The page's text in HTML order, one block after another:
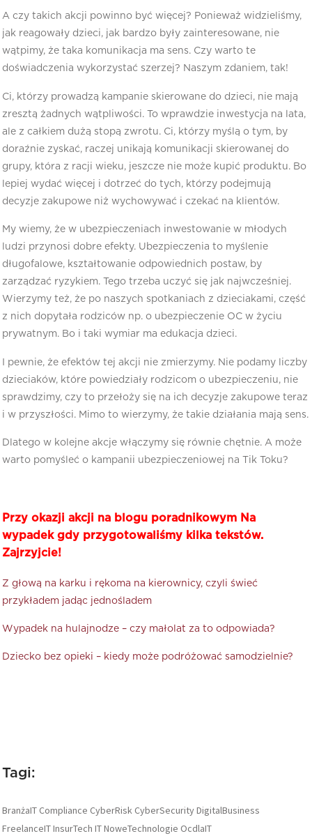
A czy takich akcji powinno być więcej? Ponieważ widzieliśmy,
jak reagowały dzieci, jak bardzo były zainteresowane, nie
wątpimy, że taka komunikacja ma sens. Czy warto te
doświadczenia wykorzystać szerzej? Naszym zdaniem, tak!
Ci, którzy prowadzą kampanie skierowane do dzieci, nie mają
zresztą żadnych wątpliwości. To wprawdzie inwestycja na lata,
ale z całkiem dużą stopą zwrotu. Ci, którzy myślą o tym, by
doraźnie zyskać, raczej unikają komunikacji skierowanej do
grupy, która z racji wieku, jeszcze nie może kupić produktu. Bo
lepiej wydać więcej i dotrzeć do tych, którzy podejmują
decyzje zakupowe niż wychowywać i czekać na klientów.
My wiemy, że w ubezpieczeniach inwestowanie w młodych
ludzi przynosi dobre efekty. Ubezpieczenia to myślenie
długofalowe, kształtowanie odpowiednich postaw, by
zarządzać ryzykiem. Tego trzeba uczyć się jak najwcześniej.
Wierzymy też, że po naszych spotkaniach z dzieciakami, część
z nich dopytała rodziców np. o ubezpieczenie OC w życiu
prywatnym. Bo i taki wymiar ma edukacja dzieci.
I pewnie, że efektów tej akcji nie zmierzymy. Nie podamy liczby
dzieciaków, które powiedziały rodzicom o ubezpieczeniu, nie
sprawdzimy, czy to przełoży się na ich decyzje zakupowe teraz
i w przyszłości. Mimo to wierzymy, że takie działania mają sens.
Dlatego w kolejne akcje włączymy się równie chętnie. A może
warto pomyśleć o kampanii ubezpieczeniowej na Tik Toku?
Przy okazji akcji na blogu poradnikowym Na
wypadek gdy przygotowaliśmy kilka tekstów.
Zajrzyjcie!
Z głową na karku i rękoma na kierownicy, czyli świeć
przykładem jadąc jednośladem
Wypadek na hulajnodze – czy małolat za to odpowiada?
Dziecko bez opieki – kiedy może podróżować samodzielnie?
Tagi:
BranżaIT Compliance CyberRisk CyberSecurityDigitalBusiness
FreelanceITInsurTech ITNoweTechnologie OcdlaIT